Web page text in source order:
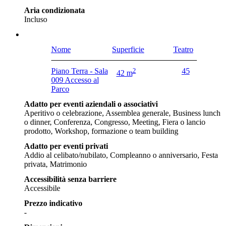
Aria condizionata
Incluso
Nome Superficie Teatro
Piano Terra - Sala
009 Accesso al
Parco
42 m2 45
Adatto per eventi aziendali o associativi
Aperitivo o celebrazione, Assemblea generale, Business lunch
o dinner, Conferenza, Congresso, Meeting, Fiera o lancio
prodotto, Workshop, formazione o team building
Adatto per eventi privati
Addio al celibato/nubilato, Compleanno o anniversario, Festa
privata, Matrimonio
Accessibilità senza barriere
Accessibile
Prezzo indicativo
-